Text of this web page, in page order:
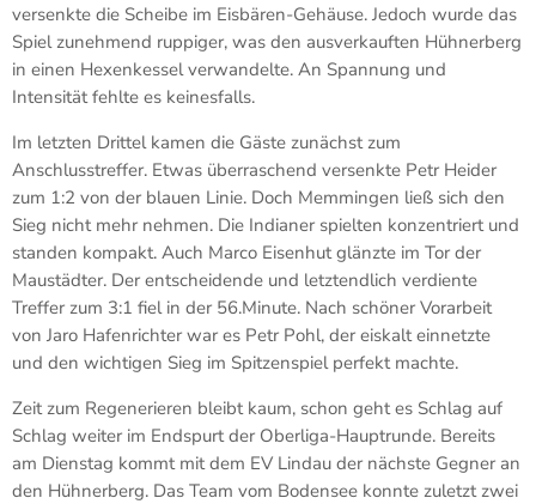
versenkte die Scheibe im Eisbären-Gehäuse. Jedoch wurde das
Spiel zunehmend ruppiger, was den ausverkauften Hühnerberg
in einen Hexenkessel verwandelte. An Spannung und
Intensität fehlte es keinesfalls.
Im letzten Drittel kamen die Gäste zunächst zum
Anschlusstreffer. Etwas überraschend versenkte Petr Heider
zum 1:2 von der blauen Linie. Doch Memmingen ließ sich den
Sieg nicht mehr nehmen. Die Indianer spielten konzentriert und
standen kompakt. Auch Marco Eisenhut glänzte im Tor der
Maustädter. Der entscheidende und letztendlich verdiente
Treffer zum 3:1 fiel in der 56.Minute. Nach schöner Vorarbeit
von Jaro Hafenrichter war es Petr Pohl, der eiskalt einnetzte
und den wichtigen Sieg im Spitzenspiel perfekt machte.
Zeit zum Regenerieren bleibt kaum, schon geht es Schlag auf
Schlag weiter im Endspurt der Oberliga-Hauptrunde. Bereits
am Dienstag kommt mit dem EV Lindau der nächste Gegner an
den Hühnerberg. Das Team vom Bodensee konnte zuletzt zwei